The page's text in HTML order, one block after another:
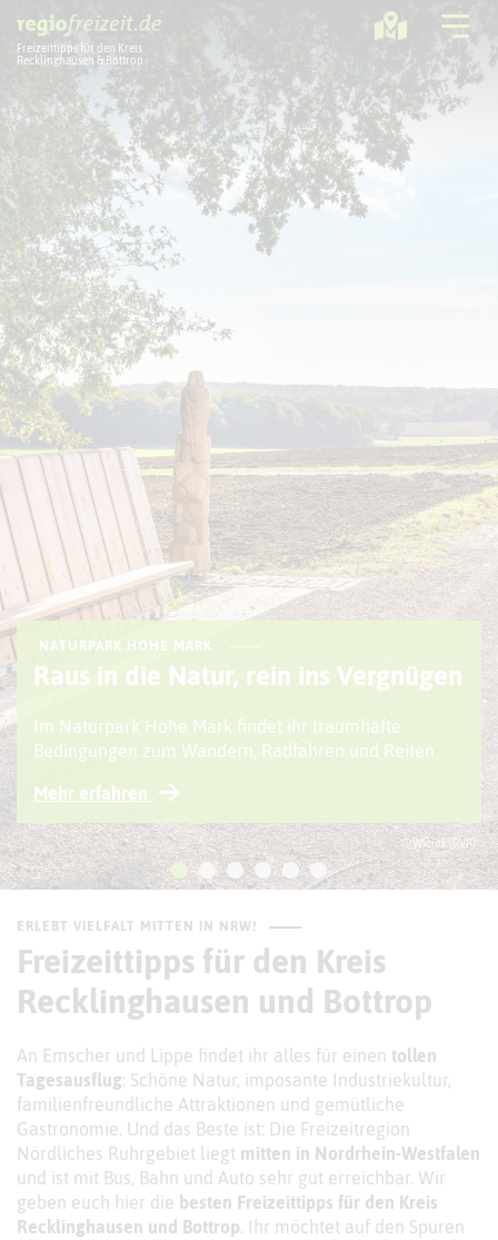
Freizeittipps für den Kreis
Recklinghausen & Bottrop
Ausflugstipps
Sport + Bewegung
Aktuelles
© Wiciok (RVR)
NATURPARK HOHE MARK
Raus in die Natur, rein ins Vergnügen
Im Naturpark Hohe Mark findet ihr traumhafte
Bedingungen zum Wandern, Radfahren und Reiten
Mehr erfahren
ERLEBT VIELFALT MITTEN IN NRW!
Freizeittipps für den Kreis
Recklinghausen und Bottrop
An Emscher und Lippe findet ihr alles für einen tollen
Tagesausflug: Schöne Natur, imposante Industriekultur,
familienfreundliche Attraktionen und gemütliche
Gastronomie. Und das Beste ist: Die Freizeitregion
Nördliches Ruhrgebiet liegt mitten in Nordrhein-Westfalen
und ist mit Bus, Bahn und Auto sehr gut erreichbar. Wir
geben euch hier die besten Freizeittipps für den Kreis
Recklinghausen und Bottrop. Ihr möchtet auf den Spuren